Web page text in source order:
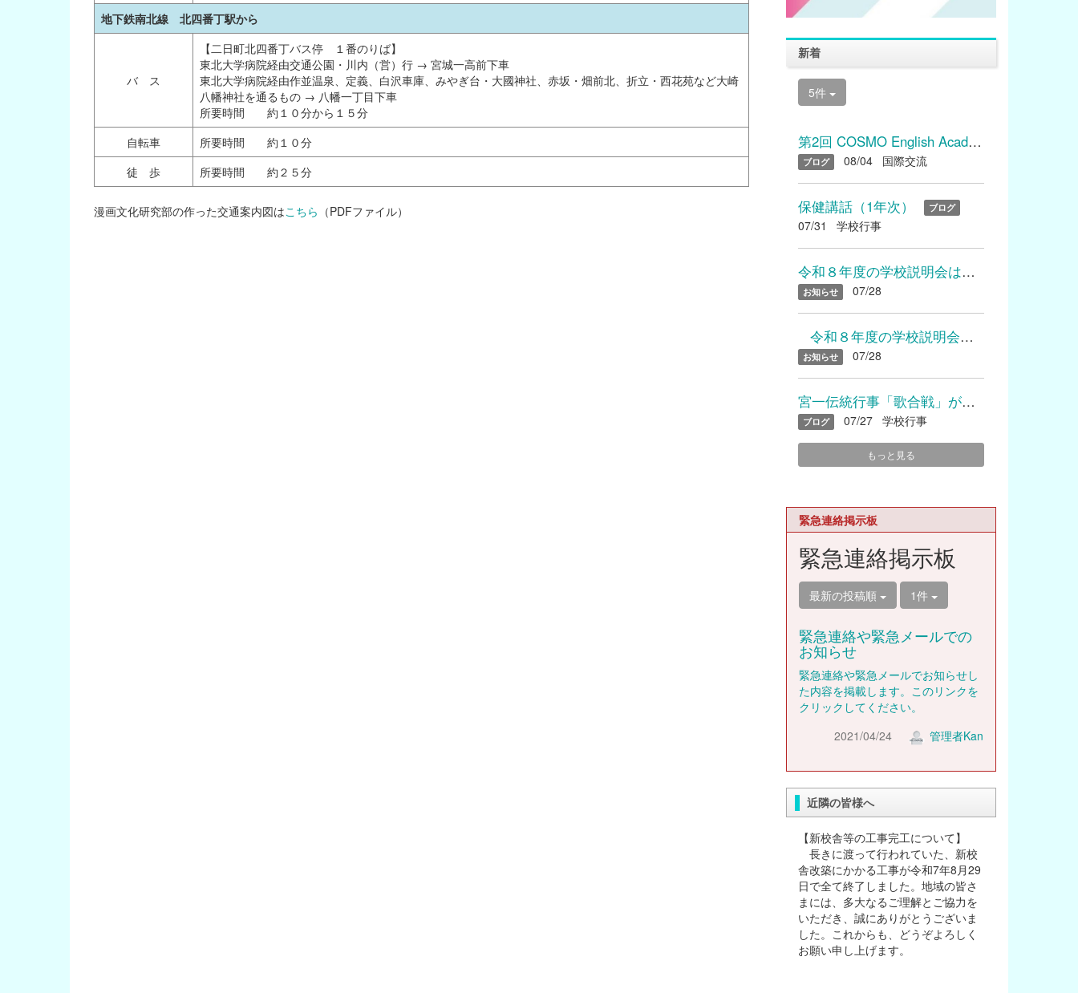
地下鉄南北線 北四番丁駅から
バ ス
【二日町北四番丁バス停 １番のりば】
東北大学病院経由交通公園・川内（営）行 → 宮城一高前下車
東北大学病院経由作並温泉、定義、白沢車庫、みやぎ台・大國神社、赤坂・畑前北、折立・西花苑など大崎
八幡神社を通るもの → 八幡一丁目下車
所要時間 約１０分から１５分
自転車
所要時間 約１０分
徒 歩
所要時間 約２５分
漫画文化研究部の作った交通案内図はこちら （PDFファイル）
新着
5件
第2回 COSMO English Academyを開催しました
ブログ 08/04 国際交流
保健講話（1年次） ブログ
07/31 学校行事
令和８年度の学校説明会は終了いたしました たくさんのご参加あり...
お知らせ 07/28
令和８年度の学校説明会は終了いたしました たくさんのご参加...
お知らせ 07/28
宮一伝統行事「歌合戦」が開催されました
ブログ 07/27 学校行事
もっと見る
緊急連絡掲示板
緊急連絡掲示板
最新の投稿順 1件
緊急連絡や緊急メールでの
お知らせ
緊急連絡や緊急メールでお知らせし
た内容を掲載します。このリンクを
クリックしてください。
2021/04/24
管理者Kan
近隣の皆様へ
【新校舎等の工事完工について】
長きに渡って行われていた、新校
舎改築にかかる工事が令和7年8月29
日で全て終了しました。地域の皆さ
まには、多大なるご理解とご協力を
いただき、誠にありがとうございま
した。これからも、どうぞよろしく
お願い申し上げます。